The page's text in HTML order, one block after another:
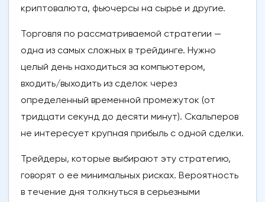
криптовалюта, фьючерсы на сырье и другие.
Торговля по рассматриваемой стратегии —
одна из самых сложных в трейдинге. Нужно
целый день находиться за компьютером,
входить/выходить из сделок через
определенный временной промежуток (от
тридцати секунд до десяти минут). Скальперов
не интересует крупная прибыль с одной сделки.
Трейдеры, которые выбирают эту стратегию,
говорят о ее минимальных рисках. Вероятность
в течение дня толкнуться в серьезными